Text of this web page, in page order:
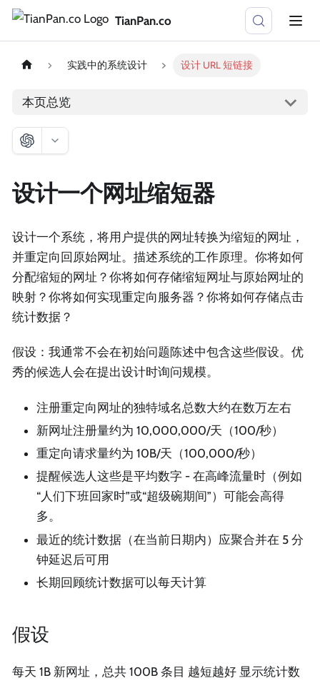
TianPan.co
实践中的系统设计 设计 URL 短链接
本页总览
设计一个网址缩短器
设计一个系统，将用户提供的网址转换为缩短的网址，
并重定向回原始网址。描述系统的工作原理。你将如何
分配缩短的网址？你将如何存储缩短网址与原始网址的
映射？你将如何实现重定向服务器？你将如何存储点击
统计数据？
假设：我通常不会在初始问题陈述中包含这些假设。优
秀的候选人会在提出设计时询问规模。
注册重定向网址的独特域名总数大约在数万左右
新网址注册量约为 10,000,000/天（100/秒）
重定向请求量约为 10B/天（100,000/秒）
提醒候选人这些是平均数字 - 在高峰流量时（例如
“人们下班回家时”或“超级碗期间”）可能会高得
多。
最近的统计数据（在当前日期内）应聚合并在 5 分
钟延迟后可用
长期回顾统计数据可以每天计算
假设
每天 1B 新网址，总共 100B 条目 越短越好 显示统计数